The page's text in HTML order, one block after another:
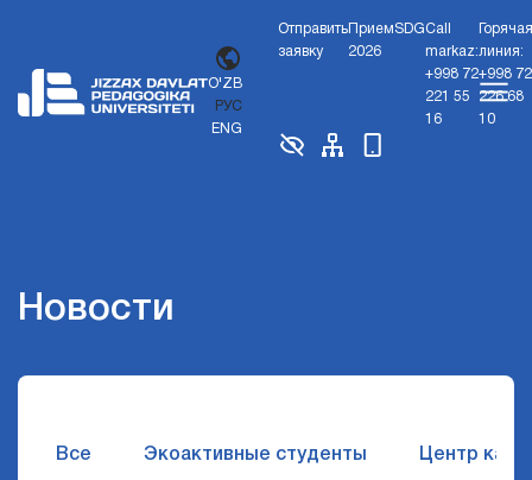
O'ZB
РУС
ENG
Отправить
заявку
Прием
2026
SDGCall
markaz:
+998 72
221 55
16
Горячая
линия:
+998 72
226 68
10
Новости
Все Экоактивные студенты Центр